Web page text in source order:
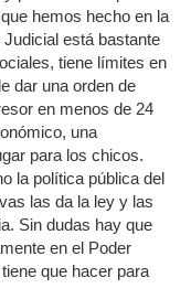
hemos hecho en la
está bastante
tiene límites en
dar una orden de
en menos de 24
una
para los chicos.
la política pública del
las da la ley y las
Sin dudas hay que
en el Poder
que hacer para